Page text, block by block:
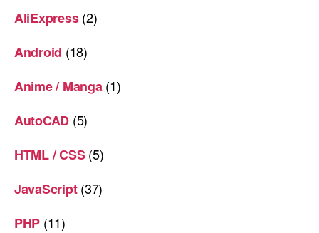
AliExpress(2)
Android (18)
Anime / Manga (1)
AutoCAD (5)
HTML / CSS(5)
JavaScript(37)
PHP (11)